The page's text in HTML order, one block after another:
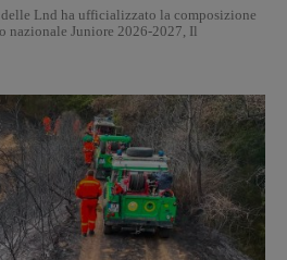
Lnd ha ufficializzato la composizione
nazionale Juniore 2026-2027, Il